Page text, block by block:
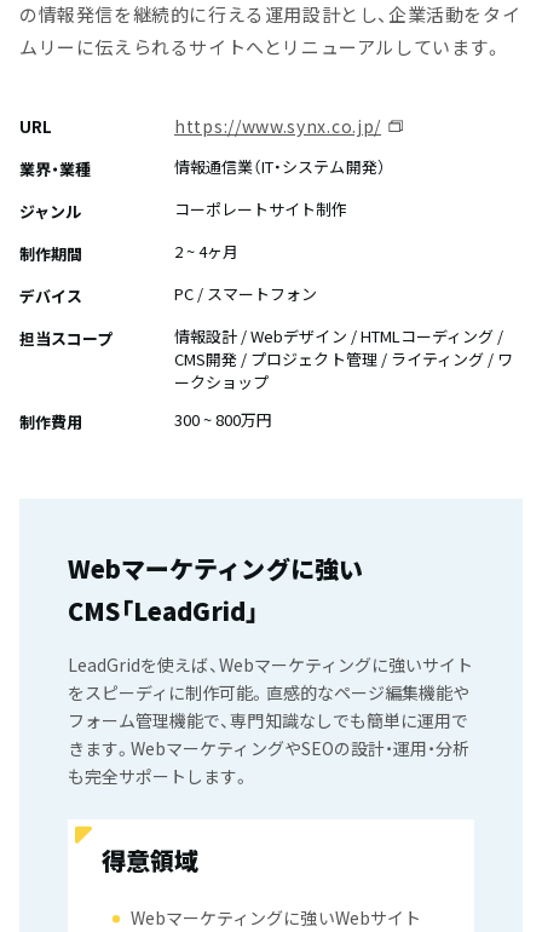
の情報発信を継続的に行える運用設計とし、企業活動をタイ
ムリーに伝えられるサイトへとリニューアルしています。
URL https://www.synx.co.jp/
業界・業種
情報通信業（IT・システム開発）
ジャンル
コーポレートサイト制作
制作期間
2 ~ 4ヶ月
デバイス
PC / スマートフォン
担当スコープ
情報設計 / Webデザイン / HTMLコーディング /
CMS開発 / プロジェクト管理 / ライティング / ワ
ークショップ
制作費用
300 ~ 800万円
Webマーケティングに強い
CMS「LeadGrid」
LeadGridを使えば、Webマーケティングに強いサイト
をスピーディに制作可能。直感的なページ編集機能や
フォーム管理機能で、専門知識なしでも簡単に運用で
きます。WebマーケティングやSEOの設計・運用・分析
も完全サポートします。
得意領域
Webマーケティングに強いWebサイト